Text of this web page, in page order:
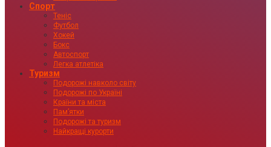
Спорт
Теніс
Футбол
Хокей
Бокс
Автоспорт
Легка атлетіка
Туризм
Подорожі навколо світу
Подорожі по Україні
Країни та міста
Пам’ятки
Подорожі та туризм
Найкращі курорти